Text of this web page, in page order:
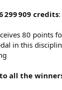
299 909 credits:
80 points
in this
all the